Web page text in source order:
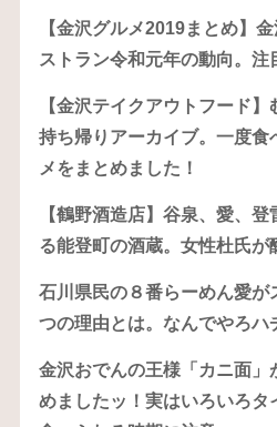
【金沢グルメ2019まとめ】
ストラン令和元年の動向。注
【金沢テイクアウトフード
持ち帰りアーカイブ。一度食
メをまとめました！
【鶴野酒造店】谷泉、愛、
る能登町の酒蔵。女性杜氏が
石川県民の８番らーめん愛が
つの理由とは。なんでやろハ
金沢おでんの王様「カニ面」
めましたッ！実はいろいろタ